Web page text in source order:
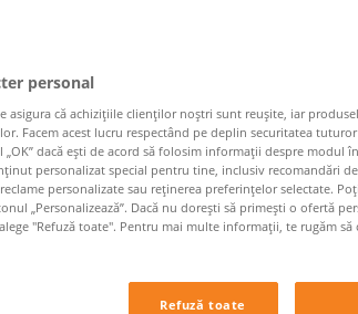
PUMA
copii,
189,99
personal
că achizițiile clienților noștri sunt reușite, iar
Facem acest lucru respectând pe deplin securitatea
dacă ești de acord să folosim informații despre modul
personalizat special pentru tine, inclusiv recomandări
personalizate sau reținerea preferințelor selectate.
„Personalizează”. Dacă nu dorești să primești o ofertă
"Refuză toate". Pentru mai multe informații, te rugăm să
Refuză toate